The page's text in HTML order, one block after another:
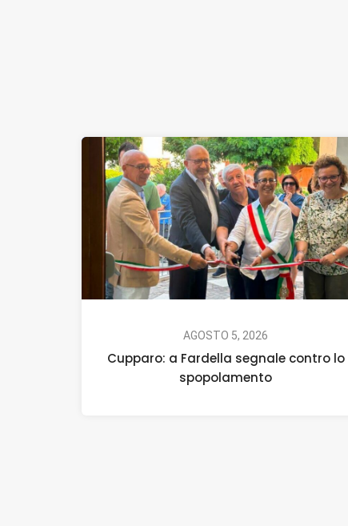
AGOSTO 5, 2026
Cupparo: a Fardella segnale contro lo
spopolamento